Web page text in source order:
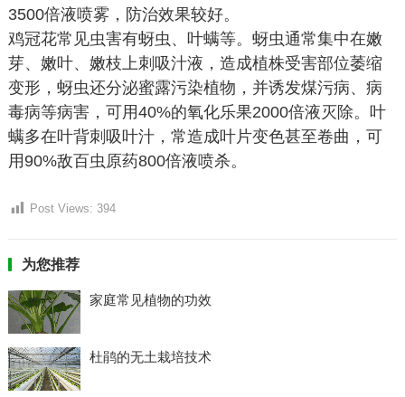
3500倍液喷雾，防治效果较好。
鸡冠花常见虫害有蚜虫、叶螨等。蚜虫通常集中在嫩
芽、嫩叶、嫩枝上刺吸汁液，造成植株受害部位萎缩
变形，蚜虫还分泌蜜露污染植物，并诱发煤污病、病
毒病等病害，可用40%的氧化乐果2000倍液灭除。叶
螨多在叶背刺吸叶汁，常造成叶片变色甚至卷曲，可
用90%敌百虫原药800倍液喷杀。
Post Views: 394
为您推荐
家庭常见植物的功效
杜鹃的无土栽培技术